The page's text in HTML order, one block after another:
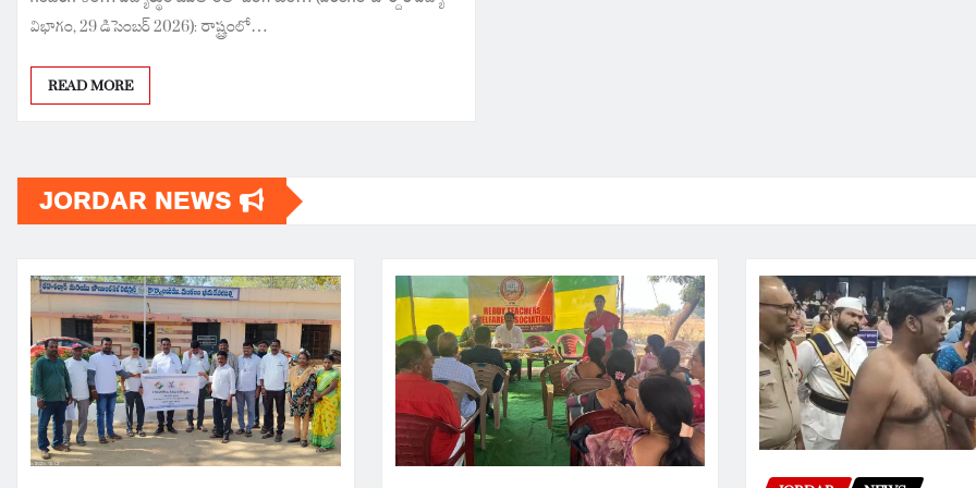
విభాగం, 29 డిసెంబర్ 2026): రాష్ట్రంలో…
READ MORE
JORDAR NEWS